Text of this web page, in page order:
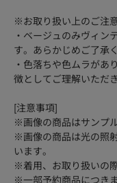
※お取り扱い上のご注
・ベージュのみヴィン
す。あらかじめご了承
・色落ちや色ムラがあ
徴としてご理解いただ
[注意事項]
※画像の商品はサンプ
※画像の商品は光の照
います。
※着用、お取り扱いの
※一部予約商品につき